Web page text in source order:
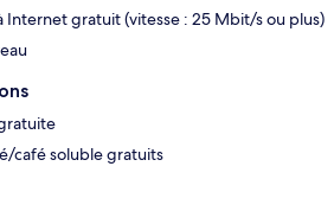
Internet gratuit (vitesse : 25 Mbit/s ou plus)
café soluble gratuits